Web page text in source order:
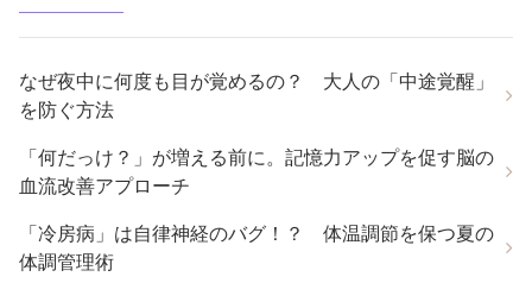
なぜ夜中に何度も目が覚めるの？ 大人の「中途覚醒」
を防ぐ方法
「何だっけ？」が増える前に。記憶力アップを促す脳の
血流改善アプローチ
「冷房病」は自律神経のバグ！？ 体温調節を保つ夏の
体調管理術